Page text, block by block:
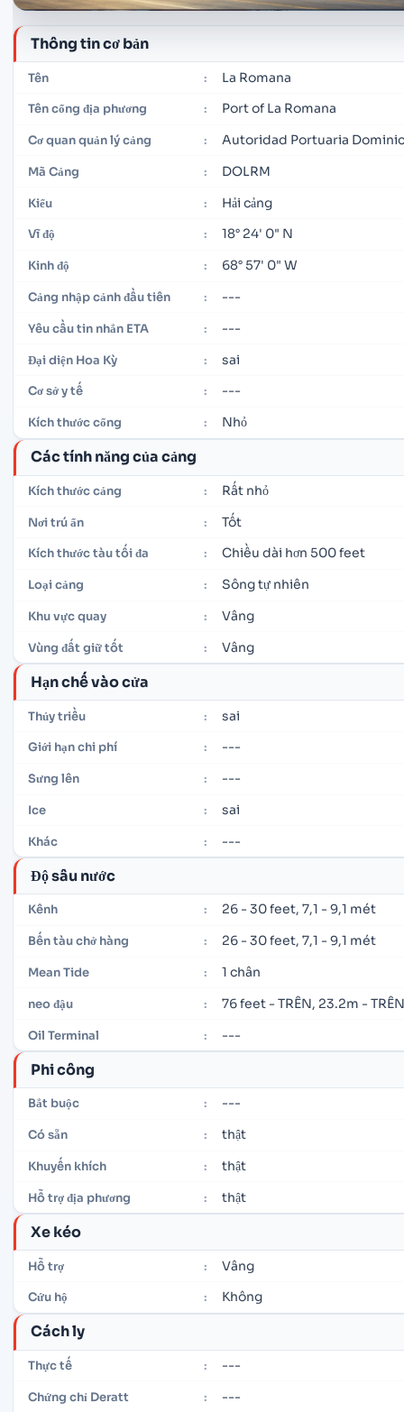
Thông tin cơ bản
Tên : La Romana
Tên cổng địa phương : Port of La Romana
Cơ quan quản lý cảng : Autoridad Portuaria
Mã Cảng : DOLRM
Kiểu : Hải cảng
Vĩ độ : 18° 24' 0" N
Kinh độ : 68° 57' 0" W
Cảng nhập cảnh đầu tiên : ---
Yêu cầu tin nhắn ETA : ---
Đại diện Hoa Kỳ : sai
Cơ sở y tế : ---
Kích thước cổng : Nhỏ
Các tính năng của cảng
Kích thước cảng : Rất nhỏ
Nơi trú ẩn : Tốt
Kích thước tàu tối đa : Chiều dài hơn 500 feet
Loại cảng : Sông tự nhiên
Khu vực quay : Vâng
Vùng đất giữ tốt : Vâng
Hạn chế vào cửa
Thủy triều : sai
Giới hạn chi phí : ---
Sưng lên : ---
Ice : sai
Khác : ---
Độ sâu nước
Kênh : 26 - 30 feet, 7,1 - 9,1 mét
Bến tàu chở hàng : 26 - 30 feet, 7,1 - 9,1 mét
Mean Tide : 1 chân
neo đậu : 76 feet - TRÊN, 23.2m - TRÊN
Oil Terminal : ---
Phi công
Bắt buộc : ---
Có sẵn : thật
Khuyến khích : thật
Hỗ trợ địa phương : thật
Xe kéo
Hỗ trợ : Vâng
Cứu hộ : Không
Cách ly
Thực tế : ---
Chứng chỉ Deratt : ---